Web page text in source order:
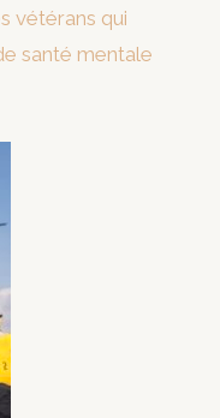
vétérans qui
santé mentale